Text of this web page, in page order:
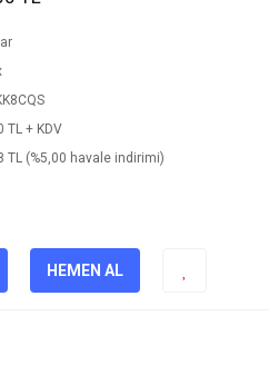
TL + KDV
TL (%5,00 havale indirimi)
HEMEN AL